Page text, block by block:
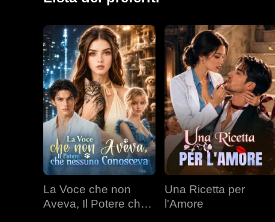
La Voce che non
Aveva, Il Potere che
Una Ricetta per
l'Amore